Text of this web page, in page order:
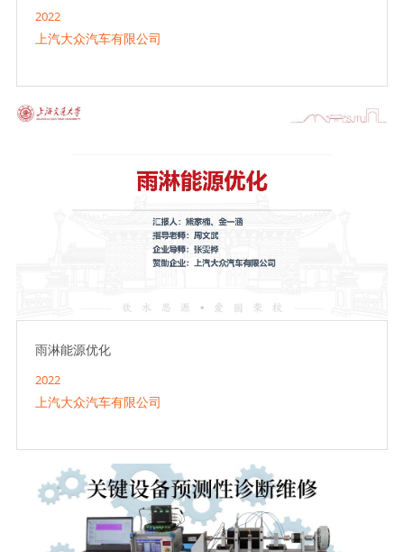
2022
上汽大众汽车有限公司
雨淋能源优化
2022
上汽大众汽车有限公司